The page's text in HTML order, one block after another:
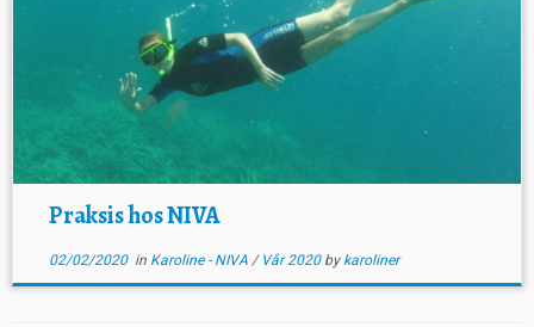
Praksis hos NIVA
02/02/2020in Karoline - NIVA / Vår 2020 by karoliner